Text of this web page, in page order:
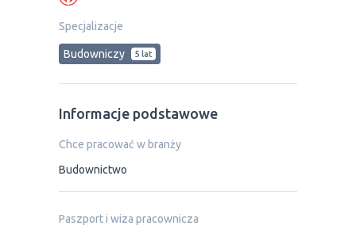
Specjalizacje
Budowniczy 5 lat
Informacje podstawowe
Chce pracować w branży
Budownictwo
Paszport i wiza pracownicza